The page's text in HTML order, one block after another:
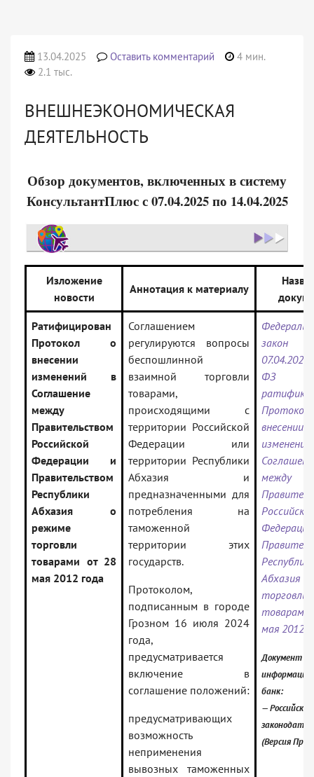
13.04.2025 Оставить комментарий
4 мин.
2.1 тыс.
ВНЕШНЕЭКОНОМИЧЕСКАЯ
ДЕЯТЕЛЬНОСТЬ
Обзор документов, включенных в систему
КонсультантПлюс с 07.04.2025 по 14.04.2025
Изложение
новости
Аннотация к материалу
Ратифицирован
Протокол о
внесении
изменений в
Соглашение
между
Правительством
Российской
Федерации и
Правительством
Республики
Абхазия о
режиме
торговли
товарами от 28
мая 2012 года
Соглашением
регулируются вопросы
беспошлинной
взаимной торговли
товарами,
происходящими с
территории Российской
Федерации или
территории Республики
Абхазия и
предназначенными для
потребления на
таможенной
территории этих
государств.
Протоколом,
подписанным в городе
Грозном 16 июля 2024
года,
предусматривается
включение в
соглашение положений:
предусматривающих
возможность
неприменения
вывозных таможенных
ФЗ
внесении
между
Абхазия о
торговли
мая 2012
Документ
банк:
— Российское
(Версия